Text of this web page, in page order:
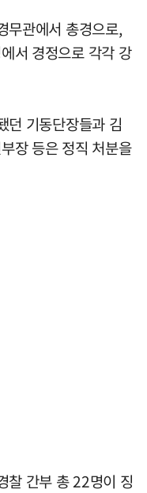
무관에서 총경으로,
서 경정으로 각각 강
던 기동단장들과 김
장 등은 정직 처분을
찰 간부 총 22명이 징